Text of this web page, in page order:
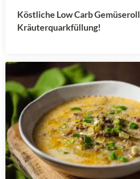
Köstliche Low Carb
Kräuterquarkfüllung!